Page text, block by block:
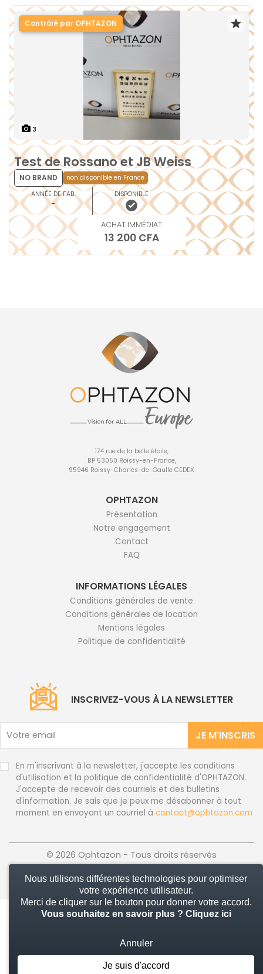
Contrôlé par OPHTAZON
3
Test de Rossano et JB Weiss
NO BRAND
non disponible en France
ANNÉE DE FAB.
-
DISPONIBLE
ACHAT IMMÉDIAT
13 200 CFA
174 rue de la belle étoile,
BP 53050 Roissy-en-France,
95946 Roissy-Charles-de-Gaulle CEDEX
OPHTAZON
Présentation
Notre engagement
Contact
FAQ
INFORMATIONS LÉGALES
Conditions générales de vente
Conditions générales de location
Mentions légales
Politique de confidentialité
INSCRIVEZ-VOUS À LA NEWSLETTER
JE M'INSCRIS
En m'inscrivant à la newsletter, j'accepte les conditions
d'utilisation et la politique de confidentialité d'OPHTAZON.
J'accepte de recevoir des courriels et des bulletins
d'information. Je sais que je peux me désabonner à tout
moment en envoyant un courriel à contact@ophtazon.com
© 2026 Ophtazon - Tous droits réservés
Nous utilisons différentes technologies pour optimiser
votre expérience utilisateur.
Merci de cliquer sur le bouton pour donner votre accord.
Vous souhaitez en savoir plus ? Cliquez ici
Annuler
Je suis d'accord